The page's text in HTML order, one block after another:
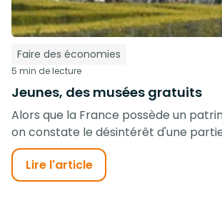
Faire des économies
5 min de lecture
Jeunes, des musées gratuits
Alors que la France possède un
on constate le désintérêt d'une partie
Lire l'article